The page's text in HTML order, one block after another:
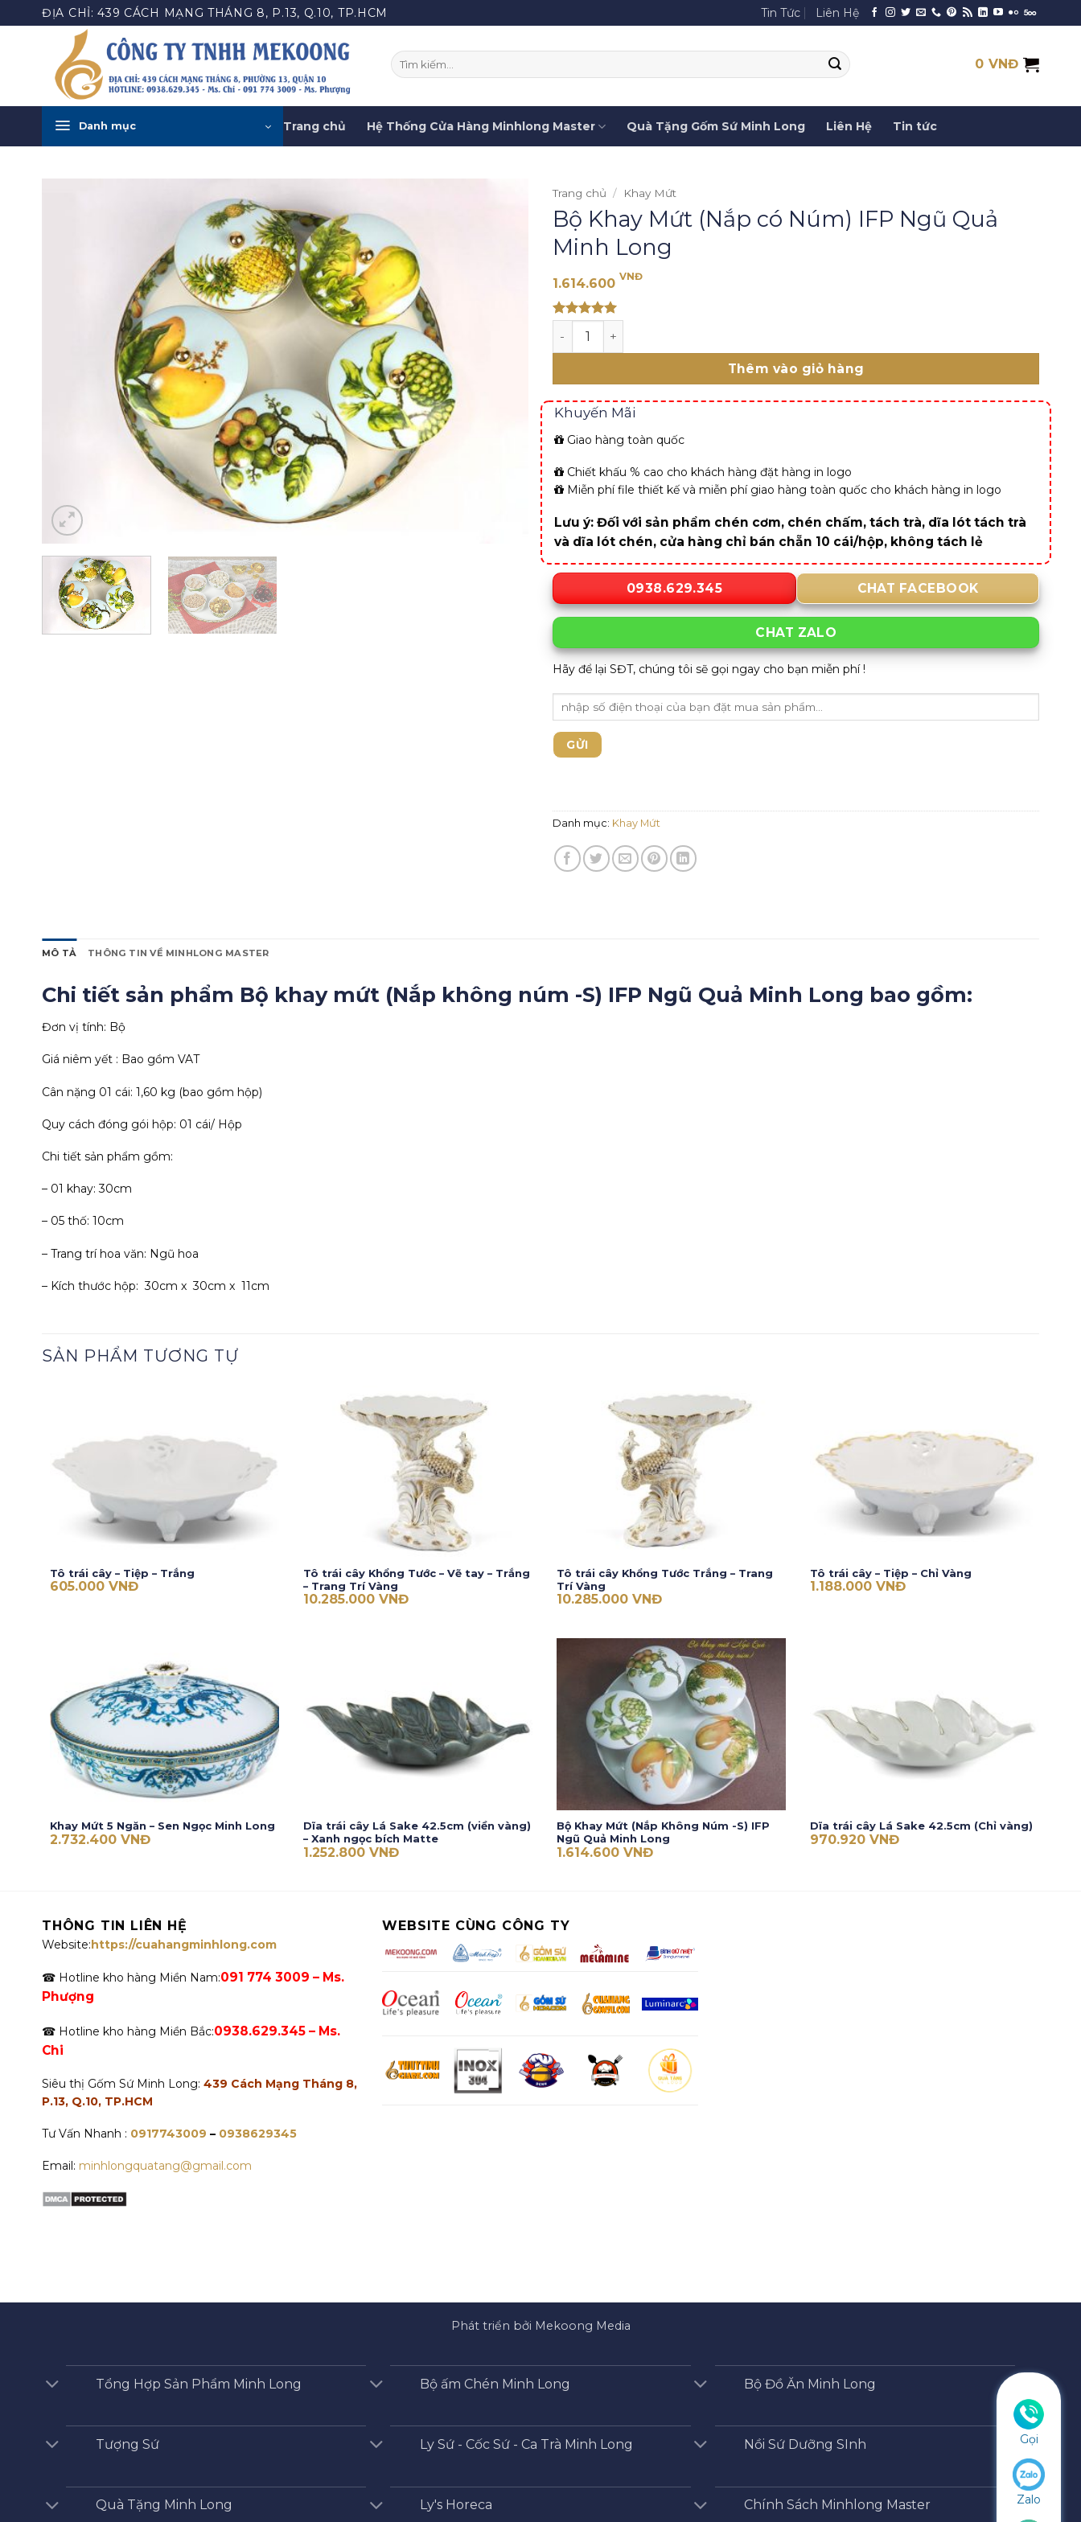
qua
ĐỊA CHỈ: 439 CÁCH MẠNG THÁNG 8, P.13, Q.10, TP.HCM Tin Tức Liên Hệ
Tìm
kiếm:
0 VNĐ
Danh mục Trang chủ Hệ Thống Cửa Hàng Minhlong Master Quà Tặng Gốm Sứ Minh Long Liên Hệ Tin tức
Trang chủ / Khay Mứt
Bộ Khay Mứt (Nắp có Núm) IFP Ngũ Quả
Minh Long
1.614.600 VNĐ
out of 5
Bộ Khay Mứt (Nắp có Núm) IFP Ngũ Quả Minh Long số lượng
Thêm vào giỏ hàng
Khuyến Mãi
Giao hàng toàn quốc
Chiết khấu % cao cho khách hàng đặt hàng in logo
Miễn phí file thiết kế và miễn phí giao hàng toàn quốc cho khách hàng in logo
Lưu ý: Đối với sản phẩm chén cơm, chén chấm, tách trà, dĩa lót tách trà
và dĩa lót chén, cửa hàng chỉ bán chẵn 10 cái/hộp, không tách lẻ
0938.629.345 CHAT FACEBOOK
CHAT ZALO
Hãy để lại SĐT, chúng tôi sẽ gọi ngay cho bạn miễn phí !
Danh mục: Khay Mứt
MÔ TẢ THÔNG TIN VỀ MINHLONG MASTER
Chi tiết sản phẩm Bộ khay mứt (Nắp không núm -S) IFP Ngũ Quả Minh Long bao gồm:
Đơn vị tính: Bộ
Giá niêm yết : Bao gồm VAT
Cân nặng 01 cái: 1,60 kg (bao gồm hộp)
Quy cách đóng gói hộp: 01 cái/ Hộp
Chi tiết sản phẩm gồm:
– 01 khay: 30cm
– 05 thố: 10cm
– Trang trí hoa văn: Ngũ hoa
– Kích thước hộp: 30cm x 30cm x 11cm
SẢN PHẨM TƯƠNG TỰ
Tô trái cây – Tiệp – Trắng
605.000 VNĐ
Tô trái cây Khổng Tước – Vẽ tay – Trắng
– Trang Trí Vàng
10.285.000 VNĐ
Tô trái cây Khổng Tước Trắng – Trang
Trí Vàng
10.285.000 VNĐ
Tô trái cây – Tiệp – Chỉ Vàng
1.188.000 VNĐ
Khay Mứt 5 Ngăn – Sen Ngọc Minh Long
2.732.400 VNĐ
Dĩa trái cây Lá Sake 42.5cm (viền vàng)
– Xanh ngọc bích Matte
1.252.800 VNĐ
Bộ Khay Mứt (Nắp Không Núm -S) IFP
Ngũ Quả Minh Long
1.614.600 VNĐ
Dĩa trái cây Lá Sake 42.5cm (Chỉ vàng)
970.920 VNĐ
THÔNG TIN LIÊN HỆ
Website:https://cuahangminhlong.com
☎ Hotline kho hàng Miền Nam:091 774 3009 – Ms.
Phượng
☎ Hotline kho hàng Miền Bắc:0938.629.345 – Ms.
Chi
Siêu thị Gốm Sứ Minh Long: 439 Cách Mạng Tháng 8,
P.13, Q.10, TP.HCM
Tư Vấn Nhanh : 0917743009 – 0938629345
Email: minhlongquatang@gmail.com
WEBSITE CÙNG CÔNG TY
Phát triển bởi Mekoong Media
Tổng Hợp Sản Phẩm Minh Long Bộ ấm Chén Minh Long Bộ Đồ Ăn Minh Long
Tượng Sứ Ly Sứ - Cốc Sứ - Ca Trà Minh Long Nồi Sứ Dưỡng SInh
Quà Tặng Minh Long Ly's Horeca Chính Sách Minhlong Master
Gọi
Zalo